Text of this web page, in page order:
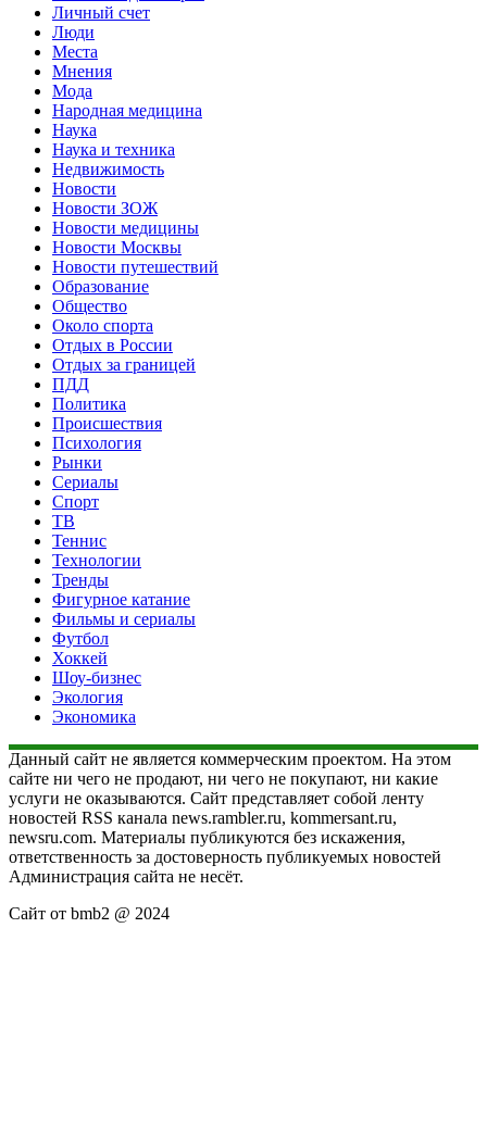
Личный счет
Люди
Места
Мнения
Мода
Народная медицина
Наука
Наука и техника
Недвижимость
Новости
Новости ЗОЖ
Новости медицины
Новости Москвы
Новости путешествий
Образование
Общество
Около спорта
Отдых в России
Отдых за границей
ПДД
Политика
Происшествия
Психология
Рынки
Сериалы
Спорт
ТВ
Теннис
Технологии
Тренды
Фигурное катание
Фильмы и сериалы
Футбол
Хоккей
Шоу-бизнес
Экология
Экономика
Данный сайт не является коммерческим проектом. На этом
сайте ни чего не продают, ни чего не покупают, ни какие
услуги не оказываются. Сайт представляет собой ленту
новостей RSS канала news.rambler.ru, kommersant.ru,
newsru.com. Материалы публикуются без искажения,
ответственность за достоверность публикуемых новостей
Администрация сайта не несёт.
Сайт от bmb2 @ 2024